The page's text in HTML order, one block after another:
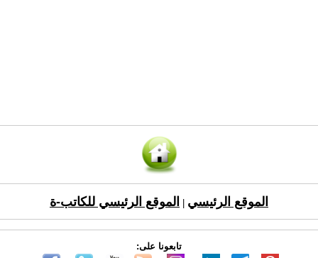
الموقع الرئيسي الموقع الرئيسي للكاتب-ة
تابعونا على: